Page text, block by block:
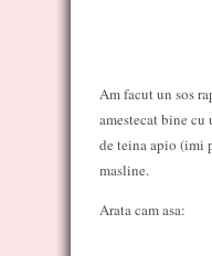
Am facut un sos
amestecat bine
de teina apio (imi
masline.
Arata cam asa: